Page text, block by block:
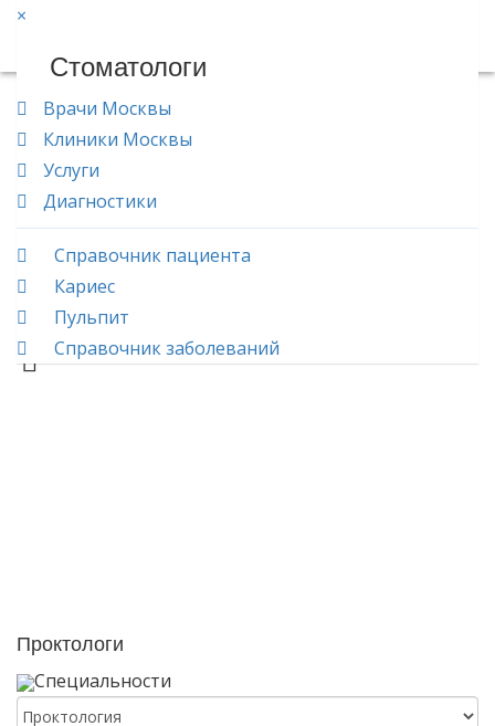
×
Стоматологи
Врачи Москвы
Клиники Москвы
Услуги
Диагностики
Справочник пациента
Кариес
Пульпит
Справочник заболеваний
Проктологи
Специальности